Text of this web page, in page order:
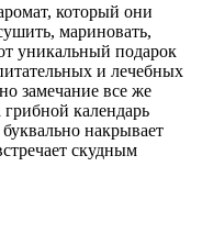
который они
мариновать,
уникальный подарок
и лечебных
замечание все же
календарь
накрывает
скудным